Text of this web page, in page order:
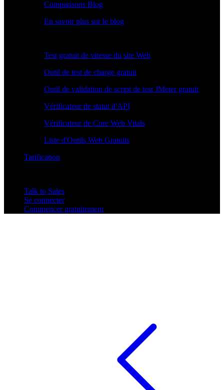
Comparisons Blog
En savoir plus sur le blog
Test gratuit de vitesse du site Web
Outil de test de charge gratuit
Outil de validation de script de test JMeter gratuit
Vérificateur de statut d'API
Vérificateur de Core Web Vitals
Liste d'Outils Web Gratuits
Tarification
Talk to Sales
Se connecter
Commencer gratuitement